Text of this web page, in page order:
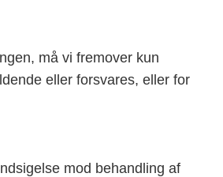
må vi fremover kun
eller forsvares, eller for
mod behandling af